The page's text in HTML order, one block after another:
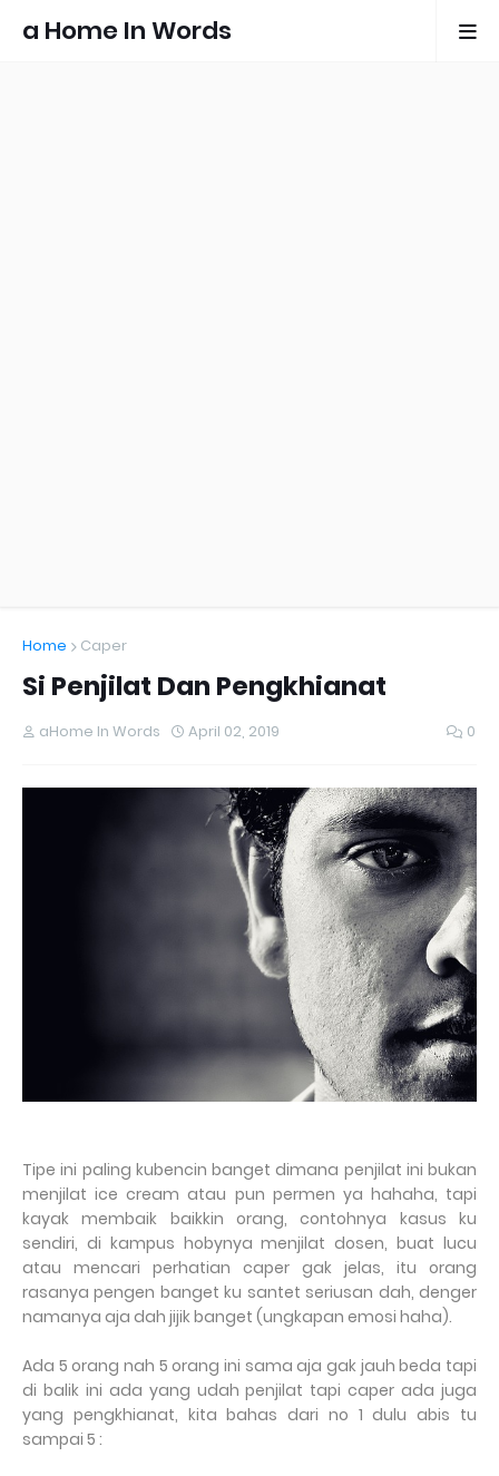
a Home In Words
Home Caper
Si Penjilat Dan Pengkhianat
aHome In Words April 02, 2019 0
Tipe ini paling kubencin banget dimana penjilat ini bukan
menjilat ice cream atau pun permen ya hahaha, tapi
kayak membaik baikkin orang, contohnya kasus ku
sendiri, di kampus hobynya menjilat dosen, buat lucu
atau mencari perhatian caper gak jelas, itu orang
rasanya pengen banget ku santet seriusan dah, denger
namanya aja dah jijik banget (ungkapan emosi haha).
Ada 5 orang nah 5 orang ini sama aja gak jauh beda tapi
di balik ini ada yang udah penjilat tapi caper ada juga
yang pengkhianat, kita bahas dari no 1 dulu abis tu
sampai 5 :